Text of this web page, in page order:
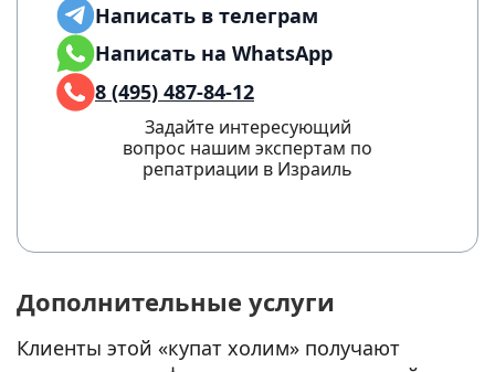
Написать в телеграм
Написать на WhatsApp
8 (495) 487-84-12
Задайте интересующий
вопрос нашим экспертам по
репатриации в Израиль
Дополнительные услуги
Клиенты этой «купат холим» получают